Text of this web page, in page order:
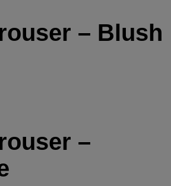
– Blush
–